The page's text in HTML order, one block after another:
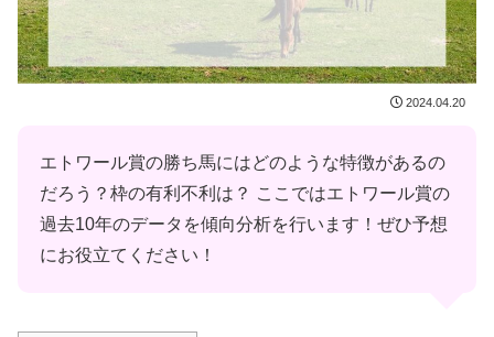
2024.04.20
エトワール賞の勝ち馬にはどのような特徴があるの
だろう？枠の有利不利は？ ここではエトワール賞の
過去10年のデータを傾向分析を行います！ぜひ予想
にお役立てください！